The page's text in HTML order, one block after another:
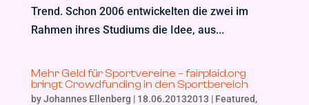
Trend. Schon 2006 entwickelten die zwei im
Rahmen ihres Studiums die Idee, aus...
Mehr Geld für Sportvereine – fairplaid.org
bringt Crowdfunding in den Sportbereich
byJohannes Ellenberg | 18.06.20132013 | Featured,